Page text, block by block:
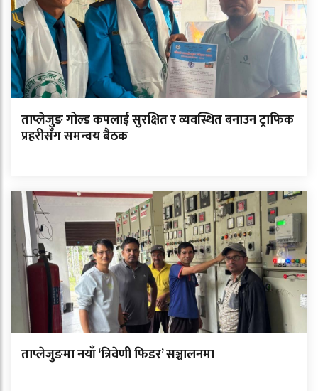
ताप्लेजुङ गोल्ड कपलाई सुरक्षित र व्यवस्थित बनाउन ट्राफिक
प्रहरीसँग समन्वय बैठक
ताप्लेजुङमा नयाँ ‘त्रिवेणी फिडर’ सञ्चालनमा